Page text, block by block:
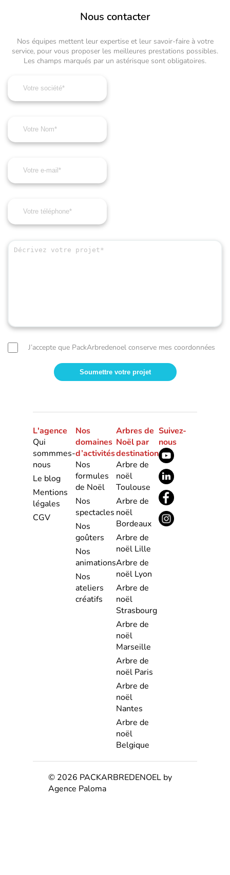
Nous contacter
Nos équipes mettent leur expertise et leur savoir-faire à votre
service, pour vous proposer les meilleures prestations possibles.
Les champs marqués par un astérisque sont obligatoires.
J’accepte que PackArbredenoel conserve mes coordonnées
L'agence
Qui
sommmes-
nous
Le blog
Mentions
légales
CGV
Nos
domaines
d’activités
Nos
formules
de Noël
Nos
spectacles
Nos
goûters
Nos
animations
Nos
ateliers
créatifs
Arbres de
Noël par
destination
Arbre de
noël
Toulouse
Arbre de
noël
Bordeaux
Arbre de
noël Lille
Arbre de
noël Lyon
Arbre de
noël
Strasbourg
Arbre de
noël
Marseille
Arbre de
noël Paris
Arbre de
noël
Nantes
Arbre de
noël
Belgique
Suivez-
nous
© 2026 PACKARBREDENOEL by
Agence Paloma